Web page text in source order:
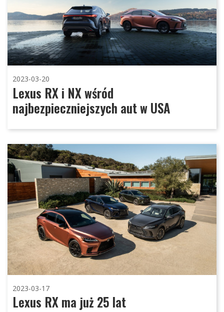
2023-03-20
Lexus RX i NX wśród
najbezpieczniejszych aut w USA
2023-03-17
Lexus RX ma już 25 lat